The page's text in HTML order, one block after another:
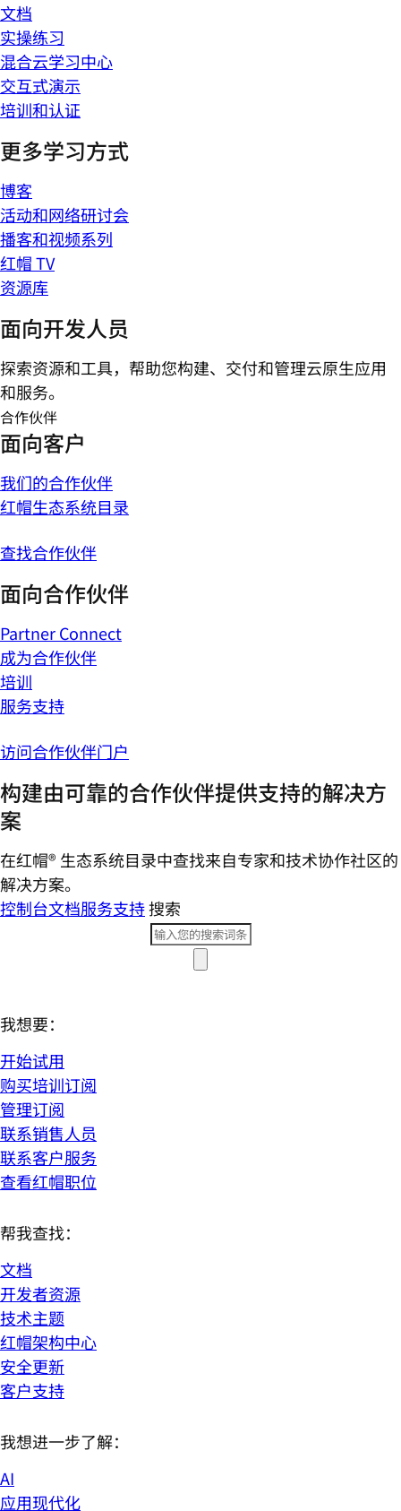
文档
实操练习
混合云学习中心
交互式演示
培训和认证
更多学习方式
博客
活动和网络研讨会
播客和视频系列
红帽 TV
资源库
面向开发人员
探索资源和工具，帮助您构建、交付和管理云原生应用
和服务。
合作伙伴
面向客户
我们的合作伙伴
红帽生态系统目录
查找合作伙伴
面向合作伙伴
Partner Connect
成为合作伙伴
培训
服务支持
访问合作伙伴门户
构建由可靠的合作伙伴提供支持的解决方
案
在红帽® 生态系统目录中查找来自专家和技术协作社区的
解决方案。
控制台文档服务支持搜索
我想要：
开始试用
购买培训订阅
管理订阅
联系销售人员
联系客户服务
查看红帽职位
帮我查找：
文档
开发者资源
技术主题
红帽架构中心
安全更新
客户支持
我想进一步了解：
AI
应用现代化